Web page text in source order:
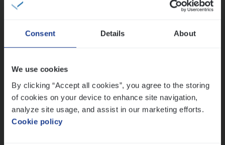
Consent Details About
We use cookies
By clicking “Accept all cookies”, you agree to the storing
of cookies on your device to enhance site navigation,
analyze site usage, and assist in our marketing efforts.
Cookie policy
Scha­de Expert Fleet
Antwerpen
Cus­to­mer Care Expert
Hospitalisatieverzekeringen
Customer Services